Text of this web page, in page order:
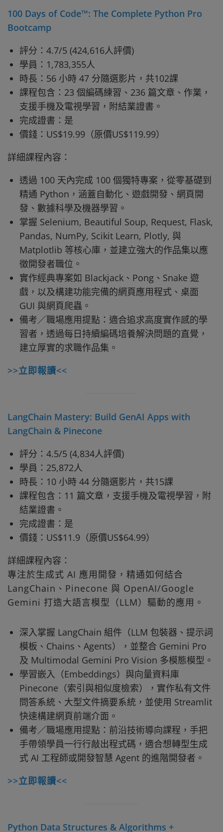
100 Days of Code™: The Complete Python Pro
Bootcamp
評分：4.7/5 (424,616人評價)
學員：1,783,355人
時長：56 小時 47 分隨選影片，共102課
課程包含：23 個編碼練習、236 篇文章、作業，
支援手機及電視學習，附結業證書。
完成證書：是
價錢：US$19.99（原價US$119.99）
詳細課程內容：
透過 100 天內完成 100 個獨特專案，從零基礎到
精通 Python，涵蓋自動化、遊戲開發、網頁開
發、數據科學及機器學習。
掌握 Selenium, Beautiful Soup, Request, Flask,
Pandas, NumPy, Scikit Learn, Plotly, 與
Matplotlib 等核心庫，並建立強大的作品集以應
徵開發者職位。
實作經典專案如 Blackjack、Pong、Snake 遊
戲，以及構建功能完備的網頁應用程式、桌面
GUI 與網頁爬蟲。
備考／職場應用提點：適合追求高度實作感的學
習者，透過每日持續編碼培養解決問題的直覺，
建立厚實的求職作品集。
>>立即報讀<<
LangChain Mastery: Build GenAI Apps with
LangChain & Pinecone
評分：4.5/5 (4,834人評價)
學員：25,872人
時長：10 小時 44 分隨選影片，共15課
課程包含：11 篇文章，支援手機及電視學習，附
結業證書。
完成證書：是
價錢：US$11.9（原價US$64.99）
詳細課程內容：
專注於生成式 AI 應用開發，精通如何結合
LangChain、Pinecone 與 OpenAI/Google
Gemini 打造大語言模型（LLM）驅動的應用。
深入掌握 LangChain 組件（LLM 包裝器、提示詞
模板、Chains、Agents），並整合 Gemini Pro
及 Multimodal Gemini Pro Vision 多模態模型。
學習嵌入（Embeddings）與向量資料庫
Pinecone（索引與相似度檢索），實作私有文件
問答系統、大型文件摘要系統，並使用 Streamlit
快速構建網頁前端介面。
備考／職場應用提點：前沿技術導向課程，手把
手帶領學員一行行敲出程式碼，適合想轉型生成
式 AI 工程師或開發智慧 Agent 的進階開發者。
>>立即報讀<<
Python Data Structures & Algorithms +